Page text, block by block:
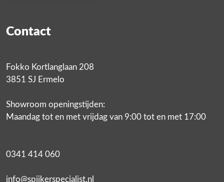
Contact
Fokko Kortlanglaan 208
3851 SJ Ermelo
Showroom openingstijden:
Maandag tot en met vrijdag van 9:00 tot en met 17:00
0341 414 060
info@spijkerspecialist.nl